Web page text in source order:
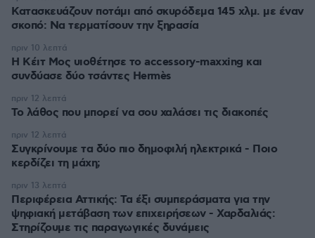
Κατασκευάζουν ποτάμι από σκυρόδεμα 145 χλμ. με έναν
σκοπό: Να τερματίσουν την ξηρασία
Η Κέιτ Μος υιοθέτησε τo accessory-maxxing και
συνδύασε δύο τσάντες Hermès
πριν 10 λεπτά
Το λάθος που μπορεί να σου χαλάσει τις διακοπές
πριν 12 λεπτά
Συγκρίνουμε τα δύο πιο δημοφιλή ηλεκτρικά - Ποιο
κερδίζει τη μάχη;
πριν 12 λεπτά
Περιφέρεια Αττικής: Τα έξι συμπεράσματα για την
ψηφιακή μετάβαση των επιχειρήσεων - Χαρδαλιάς:
Στηρίζουμε τις παραγωγικές δυνάμεις
πριν 13 λεπτά